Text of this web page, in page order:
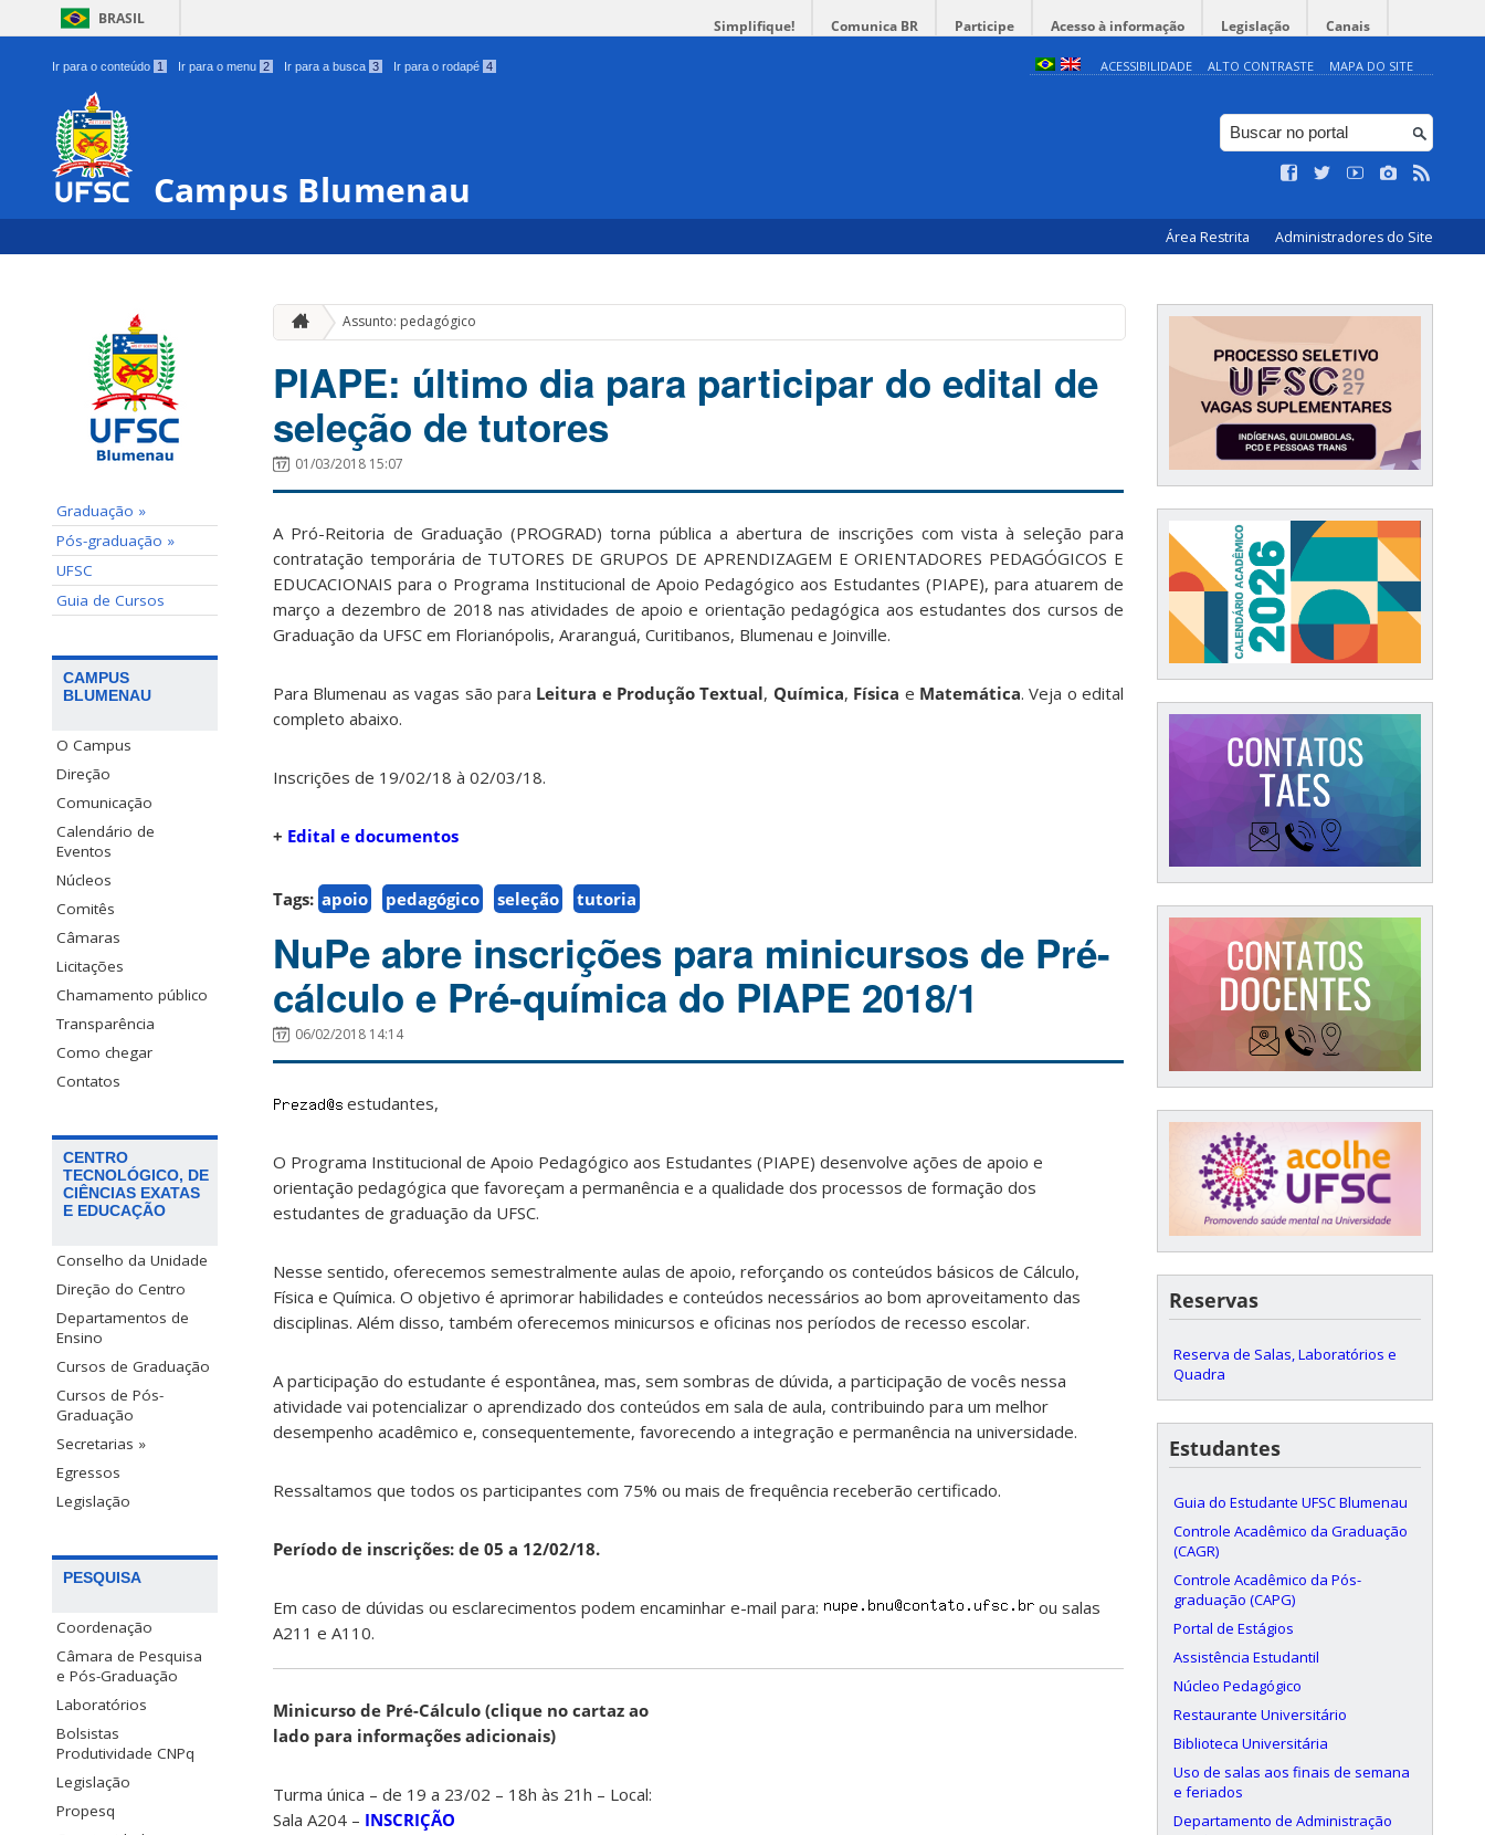
BRASIL Simplifique! Comunica BR Participe Acesso à informação Legislação Canais
Ir para o conteúdo 1 Ir para o menu 2 Ir para a busca 3 Ir para o rodapé 4 ACESSIBILIDADE ALTO CONTRASTE MAPA DO SITE
Campus Blumenau
Área Restrita Administradores do Site
Graduação »
Pós-graduação »
UFSC
Guia de Cursos
CAMPUS
BLUMENAU
O Campus
Direção
Comunicação
Calendário de
Eventos
Núcleos
Comitês
Câmaras
Licitações
Chamamento público
Transparência
Como chegar
Contatos
CENTRO
TECNOLÓGICO, DE
CIÊNCIAS EXATAS
E EDUCAÇÃO
Conselho da Unidade
Direção do Centro
Departamentos de
Ensino
Cursos de Graduação
Cursos de Pós-
Graduação
Secretarias »
Egressos
Legislação
PESQUISA
Coordenação
Câmara de Pesquisa
e Pós-Graduação
Laboratórios
Bolsistas
Produtividade CNPq
Legislação
Propesq
Assunto: pedagógico
PIAPE: último dia para participar do edital de
seleção de tutores
01/03/2018 15:07
A Pró-Reitoria de Graduação (PROGRAD) torna pública a abertura de inscrições com vista à seleção para
contratação temporária de TUTORES DE GRUPOS DE APRENDIZAGEM E ORIENTADORES PEDAGÓGICOS E
EDUCACIONAIS para o Programa Institucional de Apoio Pedagógico aos Estudantes (PIAPE), para atuarem de
março a dezembro de 2018 nas atividades de apoio e orientação pedagógica aos estudantes dos cursos de
Graduação da UFSC em Florianópolis, Araranguá, Curitibanos, Blumenau e Joinville.
Para Blumenau as vagas são para Leitura e Produção Textual, Química, Física e Matemática. Veja o edital
completo abaixo.
Inscrições de 19/02/18 à 02/03/18.
+ Edital e documentos
Tags: apoio pedagógico seleção tutoria
NuPe abre inscrições para minicursos de Pré-
cálculo e Pré-química do PIAPE 2018/1
06/02/2018 14:14
estudantes,
O Programa Institucional de Apoio Pedagógico aos Estudantes (PIAPE) desenvolve ações de apoio e
orientação pedagógica que favoreçam a permanência e a qualidade dos processos de formação dos
estudantes de graduação da UFSC.
Nesse sentido, oferecemos semestralmente aulas de apoio, reforçando os conteúdos básicos de Cálculo,
Física e Química. O objetivo é aprimorar habilidades e conteúdos necessários ao bom aproveitamento das
disciplinas. Além disso, também oferecemos minicursos e oficinas nos períodos de recesso escolar.
A participação do estudante é espontânea, mas, sem sombras de dúvida, a participação de vocês nessa
atividade vai potencializar o aprendizado dos conteúdos em sala de aula, contribuindo para um melhor
desempenho acadêmico e, consequentemente, favorecendo a integração e permanência na universidade.
Ressaltamos que todos os participantes com 75% ou mais de frequência receberão certificado.
Período de inscrições: de 05 a 12/02/18.
Em caso de dúvidas ou esclarecimentos podem encaminhar e-mail para:
ou salas
A211 e A110.
Minicurso de Pré-Cálculo (clique no cartaz ao
lado para informações adicionais)
Turma única – de 19 a 23/02 – 18h às 21h – Local:
Sala A204 – INSCRIÇÃO
Reservas
Reserva de Salas, Laboratórios e
Quadra
Estudantes
Guia do Estudante UFSC Blumenau
Controle Acadêmico da Graduação
(CAGR)
Controle Acadêmico da Pós-
graduação (CAPG)
Portal de Estágios
Assistência Estudantil
Núcleo Pedagógico
Restaurante Universitário
Biblioteca Universitária
Uso de salas aos finais de semana
e feriados
Departamento de Administração